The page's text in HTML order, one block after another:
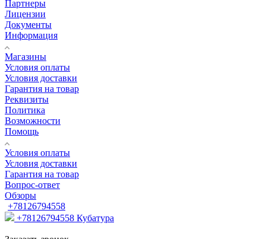
Партнеры
Лицензии
Документы
Информация
Магазины
Условия оплаты
Условия доставки
Гарантия на товар
Реквизиты
Политика
Возможности
Помощь
Условия оплаты
Условия доставки
Гарантия на товар
Вопрос-ответ
Обзоры
+78126794558
+78126794558 Кубатура